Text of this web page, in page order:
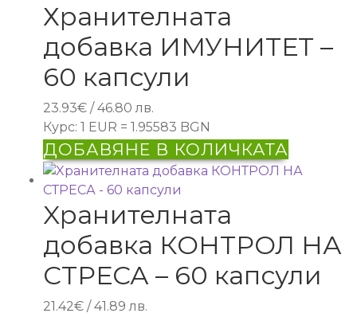
Хранителната
добавка ИМУНИТЕТ –
60 капсули
23.93€ / 46.80 лв.
Курс: 1 EUR = 1.95583 BGN
ДОБАВЯНЕ В КОЛИЧКАТА
Xранителната
добавка КОНТРОЛ НА
СТРЕСА – 60 капсули
21.42€ / 41.89 лв.